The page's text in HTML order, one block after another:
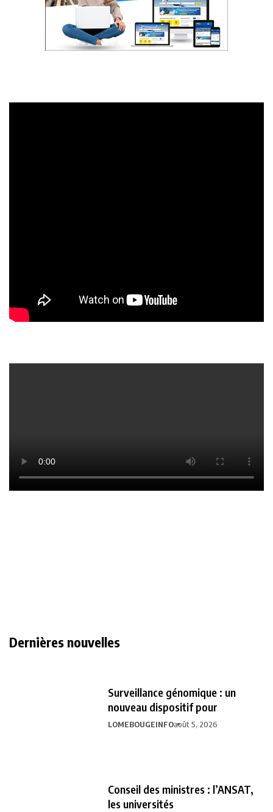
Dernières nouvelles
Surveillance génomique : un
nouveau dispositif pour
LOMEBOUGEINFOaoût 5, 2026
Conseil des ministres : l’ANSAT,
les universités